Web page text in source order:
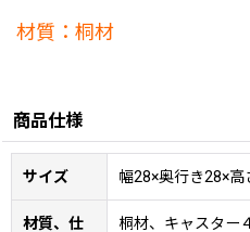
材質：桐材
商品仕様
サイズ 幅28×奥行き28×高
材質、仕
桐材、キャスター